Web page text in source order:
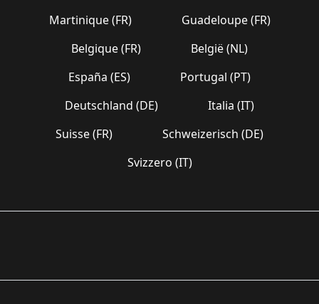
Martinique (FR)
Guadeloupe (FR)
Belgique (FR)
België (NL)
España (ES)
Portugal (PT)
Deutschland (DE)
Italia (IT)
Suisse (FR)
Schweizerisch (DE)
Svizzero (IT)